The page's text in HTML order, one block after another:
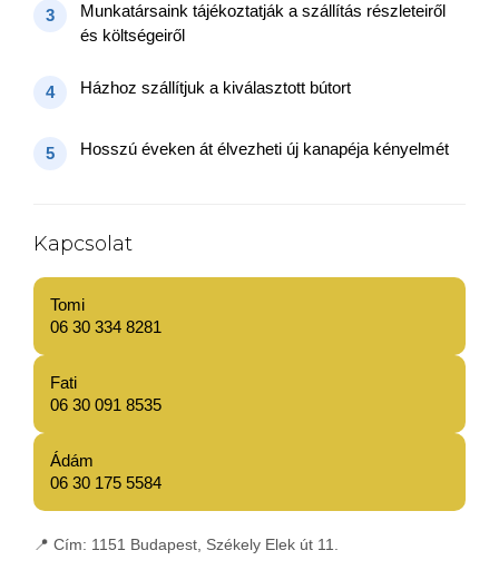
3
Munkatársaink tájékoztatják a szállítás részleteiről
és költségeiről
4 Házhoz szállítjuk a kiválasztott bútort
5 Hosszú éveken át élvezheti új kanapéja kényelmét
Kapcsolat
Tomi
06 30 334 8281
Fati
06 30 091 8535
Ádám
06 30 175 5584
📍 Cím: 1151 Budapest, Székely Elek út 11.